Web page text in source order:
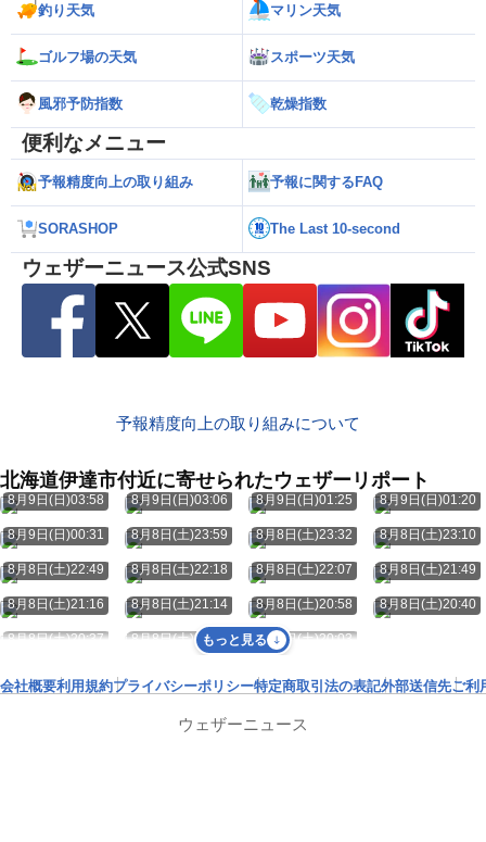
釣り天気 マリン天気
ゴルフ場の天気 スポーツ天気
風邪予防指数 乾燥指数
便利なメニュー
予報精度向上の取り組み 予報に関するFAQ
SORASHOP The Last 10-second
ウェザーニュース公式SNS
予報精度向上の取り組みについて
北海道伊達市付近に寄せられたウェザーリポート
8月9日(日)03:58 8月9日(日)03:06 8月9日(日)01:25 8月9日(日)01:20
8月9日(日)00:31 8月8日(土)23:59 8月8日(土)23:32 8月8日(土)23:10
8月8日(土)22:49 8月8日(土)22:18 8月8日(土)22:07 8月8日(土)21:49
8月8日(土)21:16 8月8日(土)21:14 8月8日(土)20:58 8月8日(土)20:40
8月8日(土)20:37 8月8日(土)20:33 8月8日(土)20:03
もっと見る
会社概要利用規約プライバシーポリシー特定商取引法の表記外部送信先ご利
ウェザーニュース